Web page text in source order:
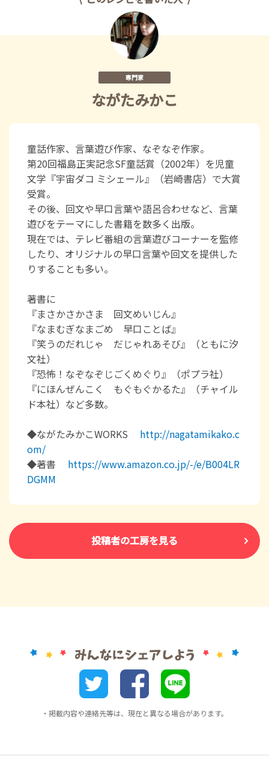
専門家
ながたみかこ
童話作家、言葉遊び作家、なぞなぞ作家。
第20回福島正実記念SF童話賞（2002年）を児童
文学『宇宙ダコ ミシェール』（岩崎書店）で大賞
受賞。
その後、回文や早口言葉や語呂合わせなど、言葉
遊びをテーマにした書籍を数多く出版。
現在では、テレビ番組の言葉遊びコーナーを監修
したり、オリジナルの早口言葉や回文を提供した
りすることも多い。
著書に
『まさかさかさま 回文めいじん』
『なまむぎなまごめ 早口ことば』
『笑うのだれじゃ だじゃれあそび』（ともに汐
文社）
『恐怖！なぞなぞじごくめぐり』（ポプラ社）
『にほんぜんこく もぐもぐかるた』（チャイル
ド本社）など多数。
◆ながたみかこWORKS http://nagatamikako.c
om/
◆著書 https://www.amazon.co.jp/-/e/B004LR
DGMM
投稿者の工房を見る
・掲載内容や連絡先等は、現在と異なる場合があります。